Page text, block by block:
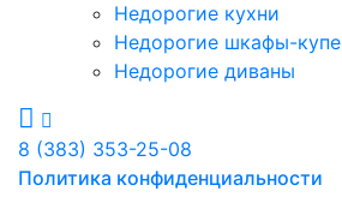
Недорогие кухни
Недорогие шкафы-купе
Недорогие диваны
8 (383) 353-25-08
Политика конфиденциальности